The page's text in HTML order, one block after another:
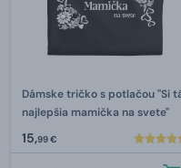
Dámske tričko s potlačou "Si
najlepšia mamička na svete"
15,99 €